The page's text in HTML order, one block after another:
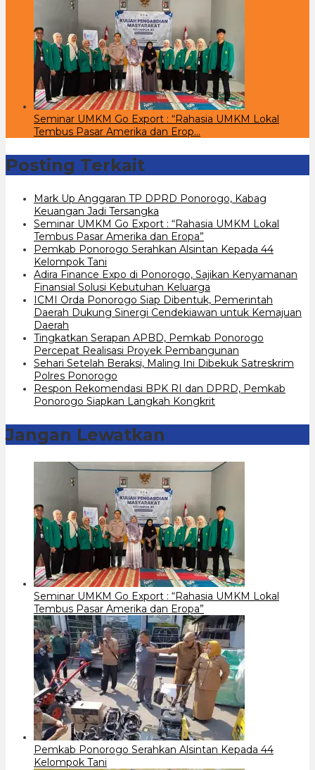
Seminar UMKM Go Export : “Rahasia UMKM Lokal
Tembus Pasar Amerika dan Erop…
Posting Terkait
Mark Up Anggaran TP DPRD Ponorogo, Kabag
Keuangan Jadi Tersangka
Seminar UMKM Go Export : “Rahasia UMKM Lokal
Tembus Pasar Amerika dan Eropa”
Pemkab Ponorogo Serahkan Alsintan Kepada 44
Kelompok Tani
Adira Finance Expo di Ponorogo, Sajikan Kenyamanan
Finansial Solusi Kebutuhan Keluarga
ICMI Orda Ponorogo Siap Dibentuk, Pemerintah
Daerah Dukung Sinergi Cendekiawan untuk Kemajuan
Daerah
Tingkatkan Serapan APBD, Pemkab Ponorogo
Percepat Realisasi Proyek Pembangunan
Sehari Setelah Beraksi, Maling Ini Dibekuk Satreskrim
Polres Ponorogo
Respon Rekomendasi BPK RI dan DPRD, Pemkab
Ponorogo Siapkan Langkah Kongkrit
Jangan Lewatkan
Seminar UMKM Go Export : “Rahasia UMKM Lokal
Tembus Pasar Amerika dan Eropa”
Pemkab Ponorogo Serahkan Alsintan Kepada 44
Kelompok Tani